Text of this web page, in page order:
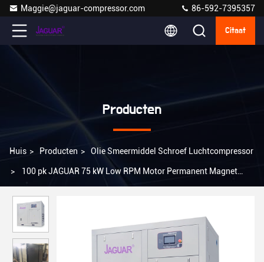
Maggie@jaguar-compressor.com 86-592-7395357
Citaat
Producten
Huis > Producten > Olie Smeermiddel Schroef Luchtcompressor
> 100 pk JAGUAR 75 kW Low RPM Motor Permanent Magnet